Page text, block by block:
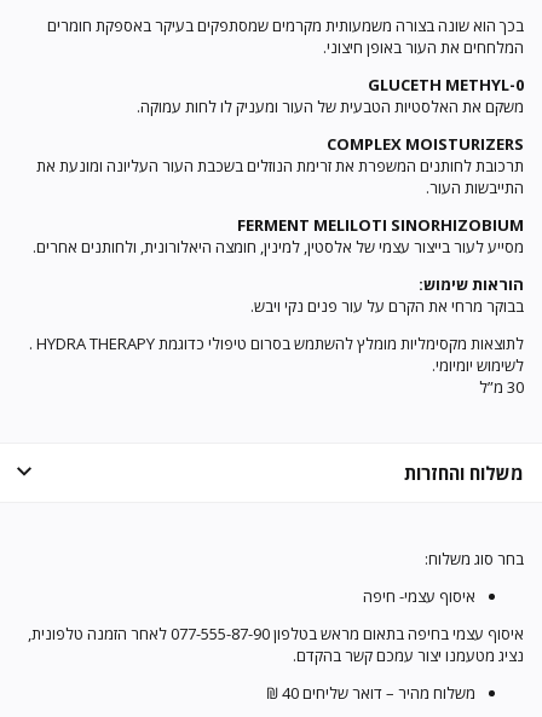
בכך הוא שונה בצורה משמעותית מקרמים שמסתפקים בעיקר באספקת חומרים
המלחחים את העור באופן חיצוני.
0-GLUCETH METHYL
משקם את האלסטיות הטבעית של העור ומעניק לו לחות עמוקה.
COMPLEX MOISTURIZERS
תרכובת לחותנים המשפרת את זרימת הנוזלים בשכבת העור העליונה ומונעת את
התייבשות העור.
FERMENT MELILOTI SINORHIZOBIUM
מסייע לעור בייצור עצמי של אלסטין, למינין, חומצה היאלורונית, ולחותנים אחרים.
הוראות שימוש:
בבוקר מרחי את הקרם על עור פנים נקי ויבש.
לתוצאות מקסימליות מומלץ להשתמש בסרום טיפולי כדוגמת HYDRA THERAPY .
לשימוש יומיומי.
30 מ”ל
משלוח והחזרות
בחר סוג משלוח:
איסוף עצמי- חיפה
איסוף עצמי בחיפה בתאום מראש בטלפון 077-555-87-90 לאחר הזמנה טלפונית,
נציג מטעמנו יצור עמכם קשר בהקדם.
משלוח מהיר – דואר שליחים 40 ₪